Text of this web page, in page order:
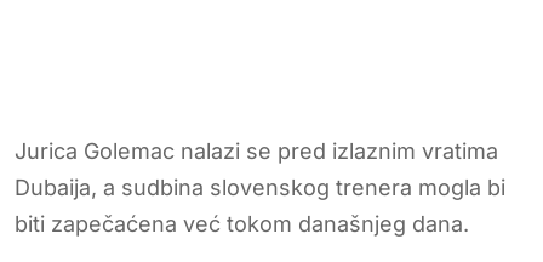
Jurica Golemac nalazi se pred izlaznim vratima
Dubaija, a sudbina slovenskog trenera mogla bi
biti zapečaćena već tokom današnjeg dana.